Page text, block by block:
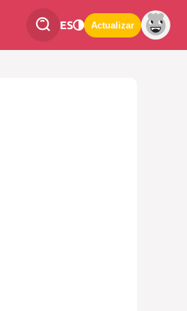
ES Actualizar